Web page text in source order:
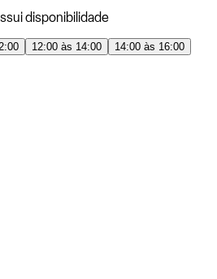
disponibilidade
12:00 às 14:00
14:00 às 16:00